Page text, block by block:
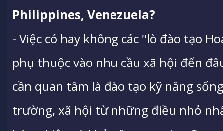
Philippines, Venezuela?
- Việc có hay không các "lò đào tạo
phụ thuộc vào nhu cầu xã hội đến
cần quan tâm là đào tạo kỹ năng
trường, xã hội từ những điều nhỏ